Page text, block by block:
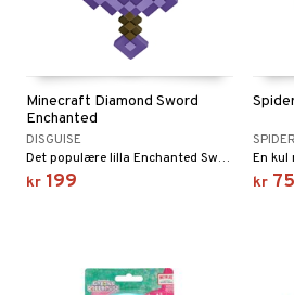
Minecraft Diamond Sword
Enchanted
DISGUISE
Det populære lilla Enchanted Sword!
kr 199 kr 75